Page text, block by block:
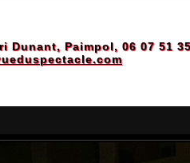
Dunant, Paimpol, 06 07 51